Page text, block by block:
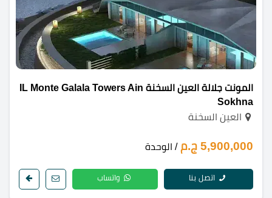
المونت جلالة العين السخنة IL Monte Galala Towers Ain
Sokhna
العين السخنة
5,900,000 ج.م / الوحدة
اتصل بنا واتساب